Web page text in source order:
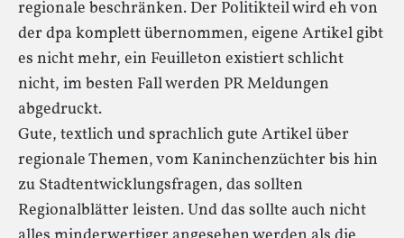
regionale beschränken. Der Politikteil wird eh von
der dpa komplett übernommen, eigene Artikel gibt
es nicht mehr, ein Feuilleton existiert schlicht
nicht, im besten Fall werden PR Meldungen
abgedruckt.
Gute, textlich und sprachlich gute Artikel über
regionale Themen, vom Kaninchenzüchter bis hin
zu Stadtentwicklungsfragen, das sollten
Regionalblätter leisten. Und das sollte auch nicht